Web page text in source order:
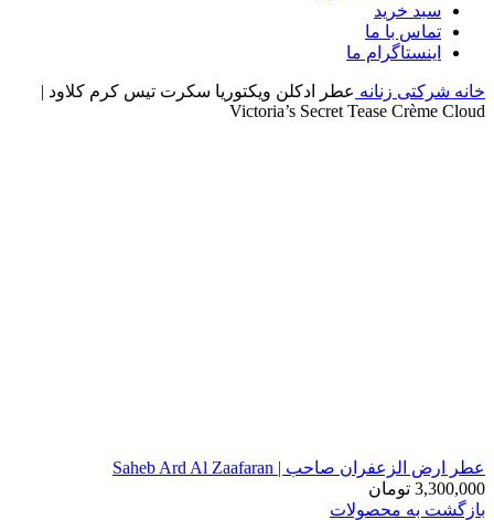
سبد خرید
تماس با ما
اینستاگرام ما
خانه شرکتی زنانه عطر ادکلن ویکتوریا سکرت تیس کرم کلاود |
Victoria’s Secret Tease Crème Cloud
عطر ارض الزعفران صاحب | Saheb Ard Al Zaafaran
3,300,000 تومان
بازگشت به محصولات